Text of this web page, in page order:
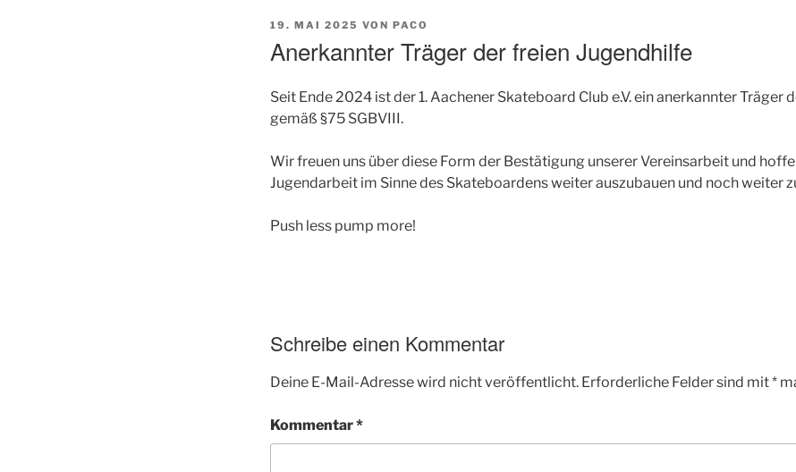
VERÖFFENTLICHT
19. MAI 2025 VON PACO
Anerkannter Träger der freien Jugendhilfe
Seit Ende 2024 ist der 1. Aachener Skateboard Club e.V. ein anerkannter Träger
gemäß §75 SGBVIII.
Wir freuen uns über diese Form der Bestätigung unserer Vereinsarbeit und
Jugendarbeit im Sinne des Skateboardens weiter auszubauen und noch weiter
Push less pump more!
Schreibe einen Kommentar
Deine E-Mail-Adresse wird nicht veröffentlicht. Erforderliche Felder sind mit*
Kommentar*